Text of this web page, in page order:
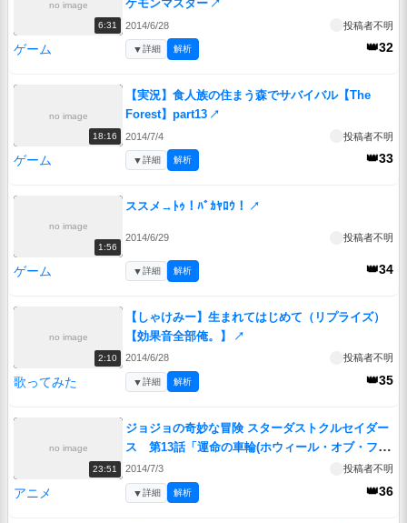
no image
6:31
ケモンマスター ↗
2014/6/28 投稿者不明
ゲーム 👑32
▼詳細 解析
no image
18:16
【実況】食人族の住まう森でサバイバル【The
Forest】part13 ↗
2014/7/4 投稿者不明
ゲーム 👑33
▼詳細 解析
no image
1:56
ススメ→ﾄｩ！ﾊﾞｶﾔﾛｳ！ ↗
2014/6/29 投稿者不明
ゲーム 👑34
▼詳細 解析
no image
2:10
【しゃけみー】生まれてはじめて（リプライズ）
【効果音全部俺。】
↗
2014/6/28 投稿者不明
歌ってみた 👑35
▼詳細 解析
no image
23:51
ジョジョの奇妙な冒険 スターダストクルセイダー
ス 第13話「運命の車輪(ホウィール・オブ・フォ
ーチュン)」
2014/7/3 投稿者不明
アニメ 👑36
▼詳細 解析